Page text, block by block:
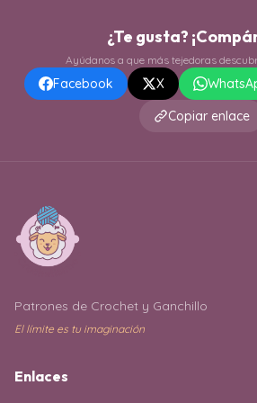
¿Te gusta?
Ayúdanos a que más tejedoras
Facebook X
Copiar enlace
Patrones de Crochet y Ganchillo
El límite es tu imaginación
Enlaces